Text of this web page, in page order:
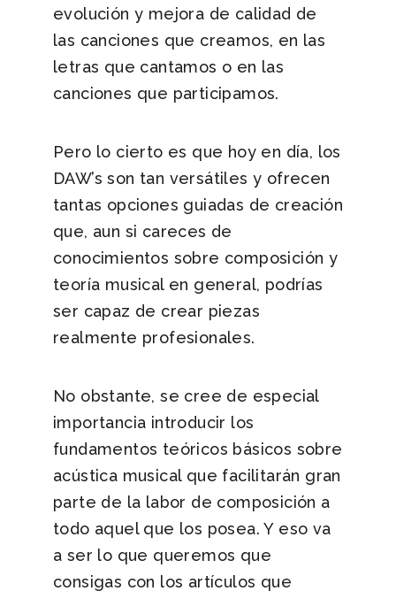
evolución y mejora de calidad de
las canciones que creamos, en las
letras que cantamos o en las
canciones que participamos.
Pero lo cierto es que hoy en día, los
DAW’s son tan versátiles y ofrecen
tantas opciones guiadas de creación
que, aun si careces de
conocimientos sobre composición y
teoría musical en general, podrías
ser capaz de crear piezas
realmente profesionales.
No obstante, se cree de especial
importancia introducir los
fundamentos teóricos básicos sobre
acústica musical que facilitarán gran
parte de la labor de composición a
todo aquel que los posea. Y eso va
a ser lo que queremos que
consigas con los artículos que